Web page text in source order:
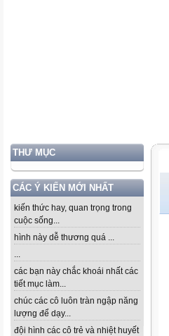
THƯ MỤC
CÁC Ý KIẾN MỚI NHẤT
kiến thức hay, quan trọng trong
cuộc sống...
hình này dễ thương quá ...
...
các bạn này chắc khoái nhất các
tiết mục làm...
chúc các cô luôn tràn ngập năng
lượng để dạy...
đội hình các cô trẻ và nhiệt huyết